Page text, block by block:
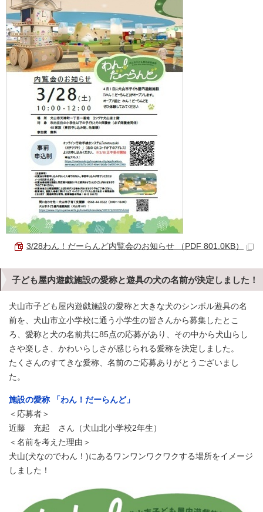
3/28わん！だーらんど内覧会のお知らせ （PDF 801.0KB）
子ども屋内遊戯施設の愛称と遊具の犬の名前が決定しました！
犬山市子ども屋内遊戯施設の愛称と大きな犬のシンボル遊具の名
前を、犬山市立小学校に通う小学生の皆さんから募集したとこ
ろ、愛称と犬の名前共に85点の応募があり、その中から犬山らし
さや楽しさ、かわいらしさが感じられる愛称を決定しました。
たくさんのすてきな愛称、名前のご応募ありがとうございまし
た。
施設の愛称 「わん！だーらんど」
＜応募者＞
近藤 充起 さん（犬山北小学校2年生）
＜名前を考えた理由＞
犬山(犬なのでわん！)にあるワンワンワクワクする場所をイメージ
しました！